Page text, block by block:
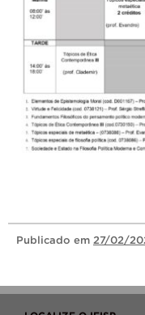
Publicado em 27/02/